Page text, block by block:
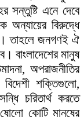
এনে দেবে
অন্যায়ের বিরুদ্ধে
তাহলে জনগণই ঐ
বাংলাদেশের মানুষ
অপরাজনীতির
শক্তিগুলো,
চরিতার্থ করতে
কোটি মানুষের